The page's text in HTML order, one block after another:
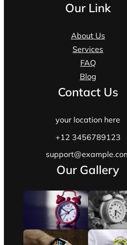
Our Link
About Us
Services
FAQ
Blog
Contact Us
your location here
+12 3456789123
Our Gallery